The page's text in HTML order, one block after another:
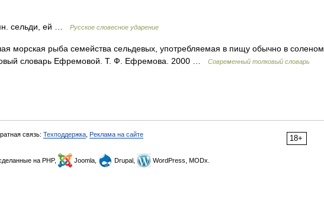
сельди, ей … Русское словесное ударение
морская рыба семейства сельдевых, употребляемая в пищу обычно в соленом
словарь Ефремовой. Т. Ф. Ефремова. 2000 …
Современный толковый словарь
18+
связь: Техподдержка Реклама на сайте
сделанные на PHP, Joomla, Drupal, WordPress, MODx.